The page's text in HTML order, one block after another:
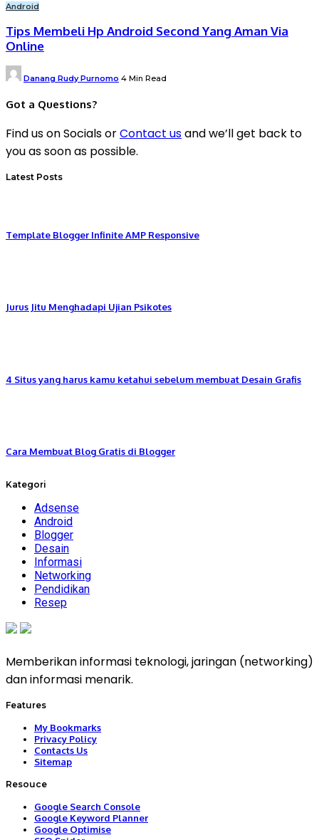
Android
Tips Membeli Hp Android Second Yang Aman Via
Online
Posted
by
Danang Rudy Purnomo 4 Min Read
Got a Questions?
Find us on Socials orContact usand we’ll get back to
you as soon as possible.
Latest Posts
Template Blogger Infinite AMP Responsive
Jurus Jitu Menghadapi Ujian Psikotes
4 Situs yang harus kamu ketahui sebelum membuat Desain Grafis
Cara Membuat Blog Gratis di Blogger
Kategori
Adsense
Android
Blogger
Desain
Informasi
Networking
Pendidikan
Resep
Memberikan informasi teknologi, jaringan (networking)
dan informasi menarik.
Features
My Bookmarks
Privacy Policy
Contacts Us
Sitemap
Resouce
Google Search Console
Google Keyword Planner
Google Optimise